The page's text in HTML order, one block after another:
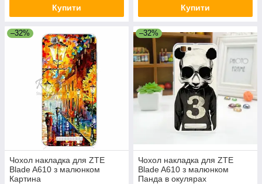
Купити Купити
–32%
Чохол накладка для ZTE
Blade A610 з малюнком
Картина
–32%
Чохол накладка для ZTE
Blade A610 з малюнком
Панда в окулярах